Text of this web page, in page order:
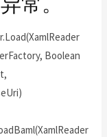
Boolean